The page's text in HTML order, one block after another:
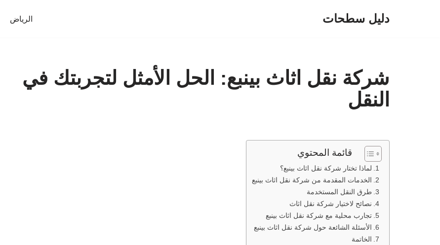
دليل سطحات الرياض
شركة نقل اثاث بينبع: الحل الأمثل لتجربتك في
النقل
قائمة المحتوي
لماذا تختار شركة نقل اثاث بينبع؟
الخدمات المقدمة من شركة نقل اثاث بينبع
طرق النقل المستخدمة
نصائح لاختيار شركة نقل اثاث
تجارب محلية مع شركة نقل اثاث بينبع
الأسئلة الشائعة حول شركة نقل اثاث بينبع
الخاتمة